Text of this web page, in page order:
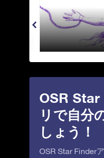
Andromeda -
OSR
リで自分
しょう！
OSR Star Finder